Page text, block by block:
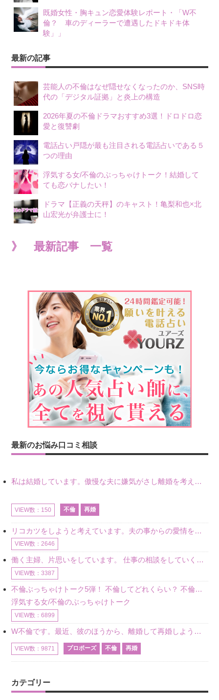
既婚女性・胸キュン恋愛体験レポート・「W不
倫？ 車のディーラーで遭遇したドキドキ体
験」」
最新の記事
芸能人の不倫はなぜ隠せなくなったのか、SNS時
代の「デジタル証拠」と炎上の構造
2026年夏の不倫ドラマおすすめ3選！ドロドロ恋
愛と復讐劇
電話占い戸隠が最も注目される電話占いである５
つの理由
浮気する女/不倫のぶっちゃけトーク！結婚して
ても恋バナしたい！
ドラマ【正義の天秤】のキャスト！亀梨和也×北
山宏光が弁護士に！
》 最新記事 一覧
最新のお悩み口コミ相談
私は結婚しています。傲慢な夫に嫌気がさし離婚を考えていたときに、彼と出会いました。彼には恋人がいましたが、話をするうちに、夫とのことを相談するようにな
VIEW数：150 不倫 再婚
リコカツをしようと考えています。夫の事からの愛情を全く感じません。子供がいるので、子供が成長するまではと我慢しています。 まず、お金が必要だと考え、仕事の量も増やしました。ところが、夫は働かず、結局は
VIEW数：2646
働く主婦、片思いをしています。 仕事の相談をしていくうちに、彼のことを好きになりました。私には夫も子供もいます。不倫をしているわけでもなく、もちろん、この気持ちは誰にも話していません。 ラインをする関
VIEW数：3387
不倫ぶっちゃけトーク5弾！ 不倫してどれくらい？ 不倫のあれこれを、なんでもどうぞ♪♪
浮気する女/不倫のぶっちゃけトーク
VIEW数：6899
W不倫です。最近、彼のほうから、離婚して再婚しよう、と言ってきました。ハッキリいうと、そこまでは考えていませんでした。彼を好きな気持ちはあるし、彼なしの生活は考えられません。だけど、離婚して再婚すると
VIEW数：9871 プロポーズ 不倫 再婚
カテゴリー